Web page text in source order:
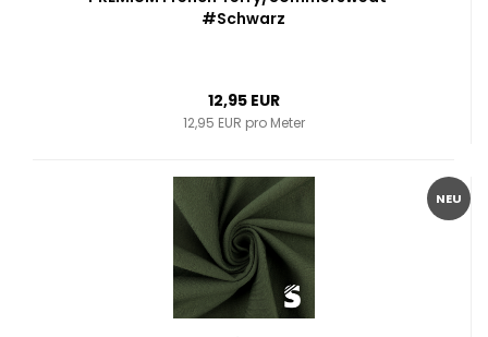
#Schwarz
12,95 EUR
12,95 EUR pro Meter
NEU